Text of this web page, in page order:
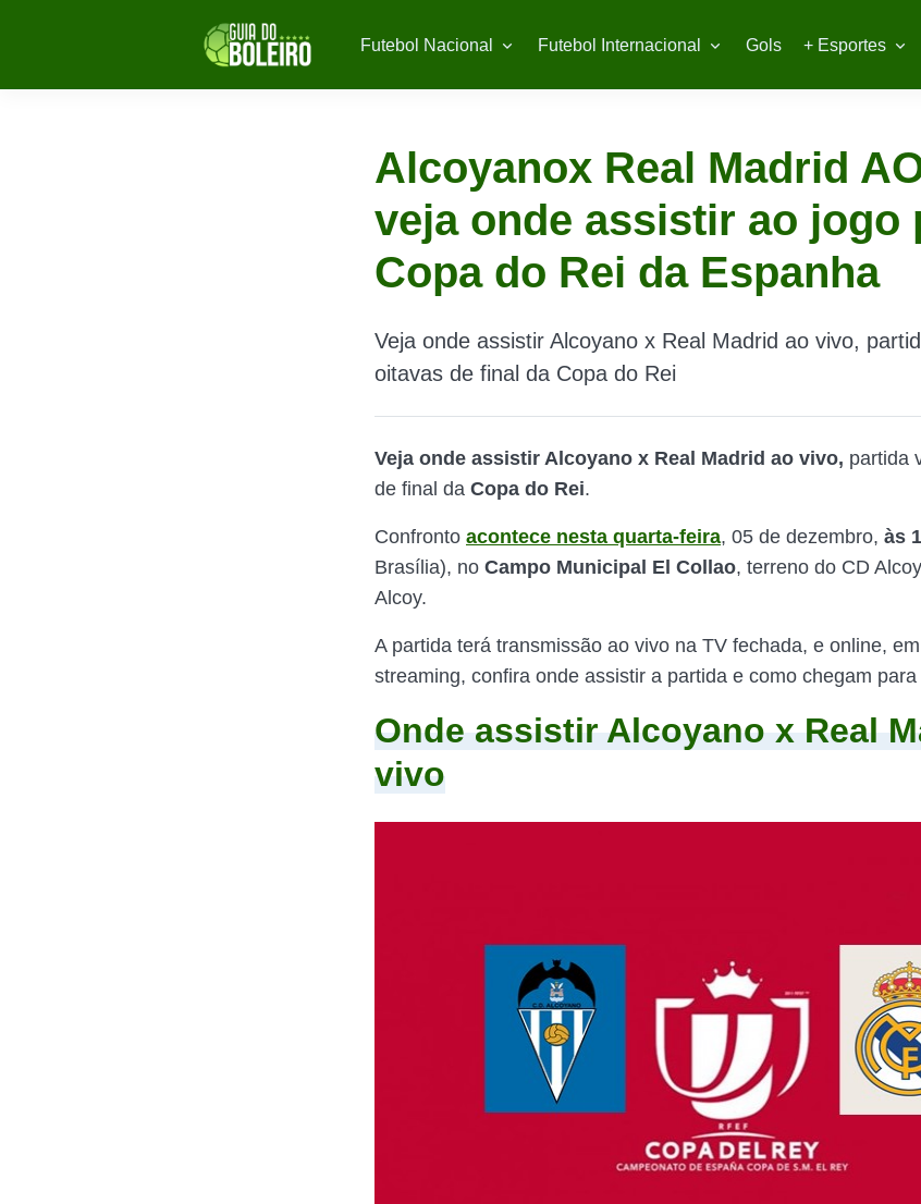
Futebol Nacional Futebol Internacional Gols + Esportes
Alcoyanox Real Madrid
veja onde assistir ao jogo
Copa do Rei da Espanha
Veja onde assistir Alcoyano x Real Madrid ao vivo,
oitavas de final da Copa do Rei
Veja onde assistir Alcoyano x Real Madrid ao vivo, partida
de final da Copa do Rei.
Confronto acontece nesta quarta-feira, 05 de dezembro, às
Brasília), no Campo Municipal El Collao, terreno do CD
Alcoy.
A partida terá transmissão ao vivo na TV fechada, e online,
streaming, confira onde assistir a partida e como chegam para
Onde assistir Alcoyano x Real
vivo